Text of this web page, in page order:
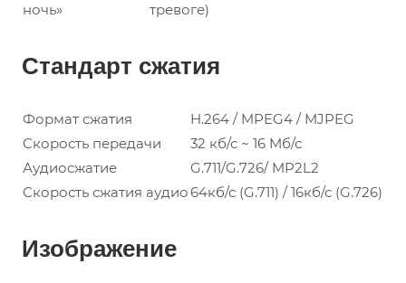
ночь»
тревоге)
Стандарт сжатия
Формат сжатия
H.264 / MPEG4 / MJPEG
Скорость передачи
32 кб/с ~ 16 Мб/с
Аудиосжатие
G.711/G.726/ MP2L2
Скорость сжатия аудио64кб/с (G.711) / 16кб/с (G.726)
Изображение